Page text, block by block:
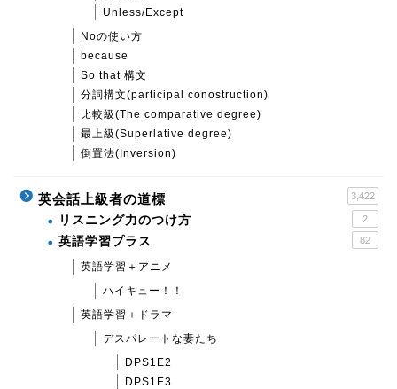
Unless/Except
Noの使い方
because
So that 構文
分詞構文(participal conostruction)
比較級(The comparative degree)
最上級(Superlative degree)
倒置法(Inversion)
英会話上級者の道標 3,422
リスニング力のつけ方 2
英語学習プラス 82
英語学習＋アニメ
ハイキュー！！
英語学習＋ドラマ
デスパレートな妻たち
DPS1E2
DPS1E3